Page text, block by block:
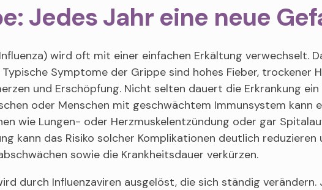
Jedes Jahr eine neue
wird oft mit einer einfachen Erkältung verwechselt.
Symptome der Grippe sind hohes Fieber, trockener
und Erschöpfung. Nicht selten dauert die Erkrankung ein
oder Menschen mit geschwächtem Immunsystem kann
wie Lungen- oder Herzmuskelentzündung oder gar
kann das Risiko solcher Komplikationen deutlich reduzieren
sowie die Krankheitsdauer verkürzen.
durch Influenzaviren ausgelöst, die sich ständig verändern.